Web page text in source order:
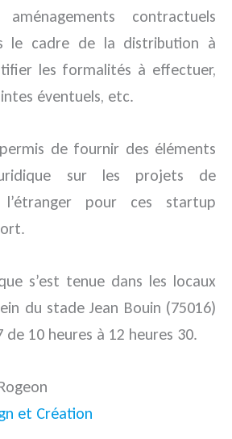
contractuels
le cadre de la distribution à
les formalités à effectuer,
éventuels, etc.
de fournir des éléments
sur les projets de
pour ces startup
s’est tenue dans les locaux
du stade Jean Bouin (75016)
de 10 heures à 12 heures 30.
et Création